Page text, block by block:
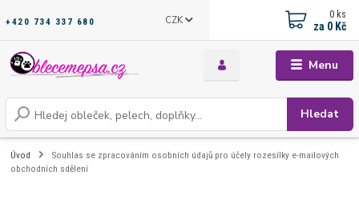
Menu
CZK
Hledat
+420 734 337 680
0 ks
za 0 Kč
Úvod
Souhlas se zpracováním osobních údajů pro účely rozesílky e-mailových
obchodních sdělení